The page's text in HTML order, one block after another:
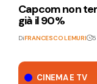
CINEMA E TV
Capcom non
già il 90%
DiFRANCESCO LEMURI 5